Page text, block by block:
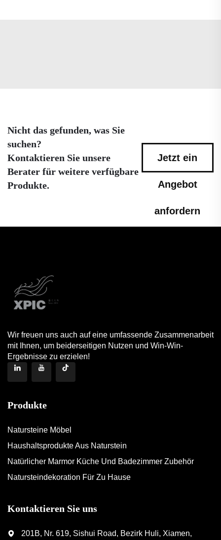
Nicht das gefunden, was Sie
suchen?
Kontaktieren Sie unsere
Berater für weitere verfügbare
Produkte.
Jetzt ein
Angebot
anfordern
Wir freuen uns auch auf eine umfassende Zusammenarbeit
mit Ihnen, um beiderseitigen Nutzen und Win-Win-
Ergebnisse zu erzielen!
Produkte
Natursteine Möbel
Haushaltsprodukte Aus Naturstein
Natürlicher Marmor Küche Und Badezimmer Zubehör
Natursteindekoration Für Zu Hause
Kontaktieren Sie uns
201B, Nr. 619, Sishui Road, Bezirk Huli, Xiamen,